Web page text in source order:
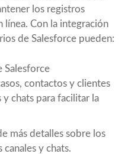
los registros
línea. Con la integración
de Salesforce pueden:
Salesforce
contactos y clientes
y chats para facilitar la
más detalles sobre los
y chats.